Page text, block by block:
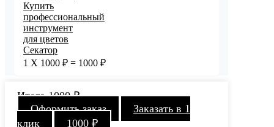
Секатор
1 X 1000 ₽ = 1000 ₽
Итого 1000₽
Оформить заказ
Заказать в 1
клик
1000 ₽